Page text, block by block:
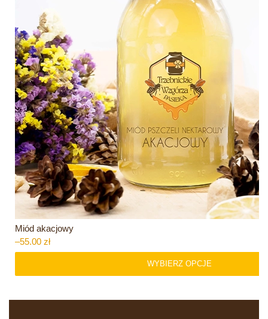
Miód akacjowy
–55.00 zł
WYBIERZ OPCJE